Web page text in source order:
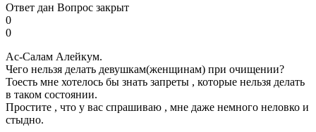
Ответ дан Вопрос закрыт
0
0
Ас-Салам Алейкум.
Чего нельзя делать девушкам(женщинам) при очищении?
Тоесть мне хотелось бы знать запреты , которые нельзя делать
в таком состоянии.
Простите , что у вас спрашиваю , мне даже немного неловко и
стыдно.